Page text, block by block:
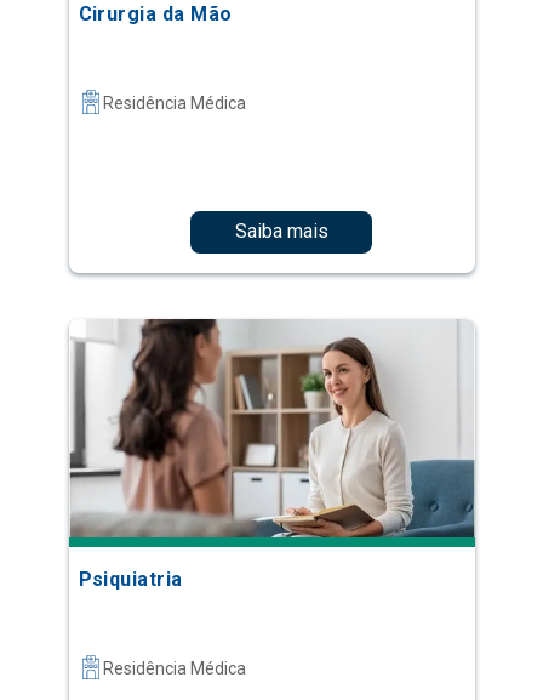
Cirurgia da Mão
Residência Médica
Saiba mais
Psiquiatria
Residência Médica